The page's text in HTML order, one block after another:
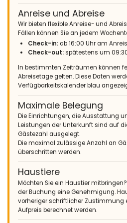
Anreise und Abreise
Wir bieten flexible Anreise- und
Fällen können Sie an jedem
Check-in: ab 16:00 Uhr am
Check-out:spätestens um
In bestimmten Zeiträumen können
Abreisetage gelten. Diese Daten
Verfügbarkeitskalender blau
Maximale Belegung
Die Einrichtungen, die Ausstattung
Leistungen der Unterkunft sind auf
Gästezahl ausgelegt.
Die maximal zulässige Anzahl an
überschritten werden.
Haustiere
Möchten Sie ein Haustier
der Buchung eine Genehmigung.
vorheriger schriftlicher Zustimmung
Aufpreis berechnet werden.